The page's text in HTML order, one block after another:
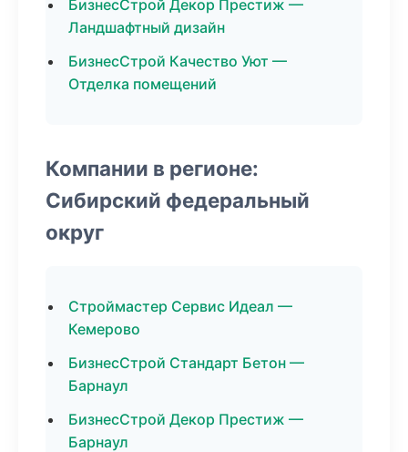
БизнесСтрой Декор Престиж —
Ландшафтный дизайн
БизнесСтрой Качество Уют —
Отделка помещений
Компании в регионе:
Сибирский федеральный
округ
Строймастер Сервис Идеал —
Кемерово
БизнесСтрой Стандарт Бетон —
Барнаул
БизнесСтрой Декор Престиж —
Барнаул